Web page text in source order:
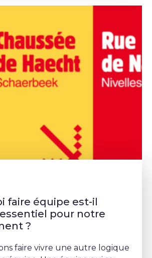
faire équipe est-il
pour notre
?
faire vivre une autre logique